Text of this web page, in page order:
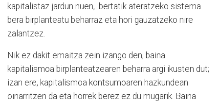
kapitalistaz jardun nuen, bertatik ateratzeko sistema
bera birplanteatu beharraz eta hori gauzatzeko nire
zalantzez.
Nik ez dakit emaitza zein izango den, baina
kapitalismoa birplanteatzearen beharra argi ikusten dut;
izan ere, kapitalismoa kontsumoaren hazkundean
oinarritzen da eta horrek berez ez du mugarik. Baina